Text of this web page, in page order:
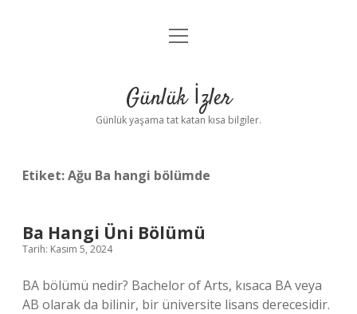
Anasayfa
Yasal Uyarı
menüyü
Günlük İzler
Günlük yaşama tat katan kısa bilgiler.
Etiket:Ağu Ba hangi bölümde
Ba Hangi Üni Bölümü
Tarih: Kasım 5, 2024
BA bölümü nedir? Bachelor of Arts, kısaca BA veya
AB olarak da bilinir, bir üniversite lisans derecesidir.